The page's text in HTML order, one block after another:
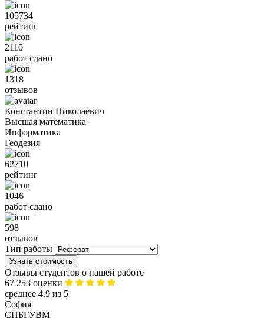
105734
рейтинг
2110
работ сдано
1318
отзывов
Константин Николаевич
Высшая математика
Информатика
Геодезия
62710
рейтинг
1046
работ сдано
598
отзывов
Тип работы
Узнать стоимость
Отзывы студентов о нашей работе
67 253 оценки
среднее 4.9 из 5
София
СПБГУВМ